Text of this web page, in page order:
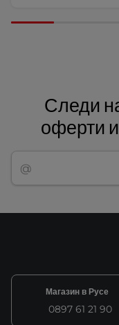
Следи
оферти
Магазин в Русе
0897 61 21 90